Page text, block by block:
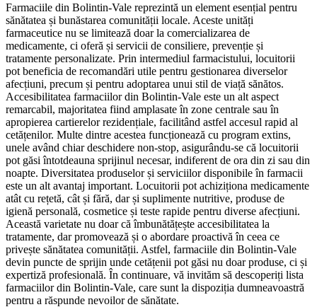
Farmaciile din Bolintin-Vale reprezintă un element esențial pentru
sănătatea și bunăstarea comunității locale. Aceste unități
farmaceutice nu se limitează doar la comercializarea de
medicamente, ci oferă și servicii de consiliere, prevenție și
tratamente personalizate. Prin intermediul farmacistului, locuitorii
pot beneficia de recomandări utile pentru gestionarea diverselor
afecțiuni, precum și pentru adoptarea unui stil de viață sănătos.
Accesibilitatea farmaciilor din Bolintin-Vale este un alt aspect
remarcabil, majoritatea fiind amplasate în zone centrale sau în
apropierea cartierelor rezidențiale, facilitând astfel accesul rapid al
cetățenilor. Multe dintre acestea funcționează cu program extins,
unele având chiar deschidere non-stop, asigurându-se că locuitorii
pot găsi întotdeauna sprijinul necesar, indiferent de ora din zi sau din
noapte. Diversitatea produselor și serviciilor disponibile în farmacii
este un alt avantaj important. Locuitorii pot achiziționa medicamente
atât cu rețetă, cât și fără, dar și suplimente nutritive, produse de
igienă personală, cosmetice și teste rapide pentru diverse afecțiuni.
Această varietate nu doar că îmbunătățește accesibilitatea la
tratamente, dar promovează și o abordare proactivă în ceea ce
privește sănătatea comunității. Astfel, farmaciile din Bolintin-Vale
devin puncte de sprijin unde cetățenii pot găsi nu doar produse, ci și
expertiză profesională. În continuare, vă invităm să descoperiți lista
farmaciilor din Bolintin-Vale, care sunt la dispoziția dumneavoastră
pentru a răspunde nevoilor de sănătate.